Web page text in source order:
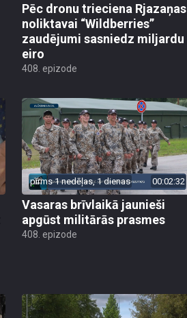
Pēc dronu trieciena Rjazaņas
noliktavai “Wildberries”
zaudējumi sasniedz miljardu
eiro
408. epizode
pirms 1 nedēļas, 1 dienas 00:02:32
Vasaras brīvlaikā jaunieši
apgūst militārās prasmes
408. epizode